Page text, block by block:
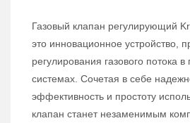
Газовый клапан регулирующий
это инновационное устройство,
регулирования газового потока
системах. Сочетая в себе
эффективность и простоту
клапан станет незаменимым